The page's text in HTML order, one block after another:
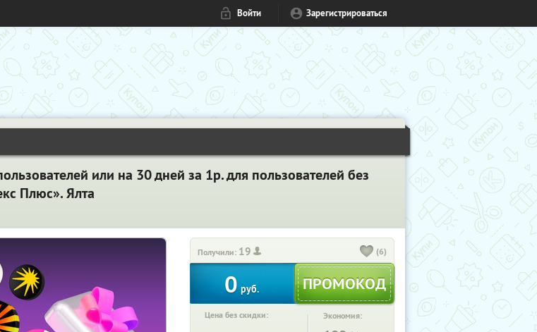
Войти Зарегистрироваться
или на 30 дней за 1р. для пользователей без
Плюс». Ялта
Получили: 19 (6)
0 руб.
Цена без скидки: Экономия: